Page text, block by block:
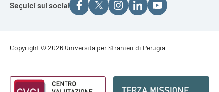
Seguici sui social
Footer - Copyright
Copyright © 2026 Università per Stranieri di Perugia
Footer - Loghi